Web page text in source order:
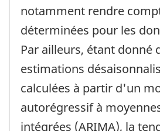
notamment rendre
déterminées pour les
Par ailleurs, étant donné
estimations
calculées à partir d'un
autorégressif à
intégrées (ARIMA), la